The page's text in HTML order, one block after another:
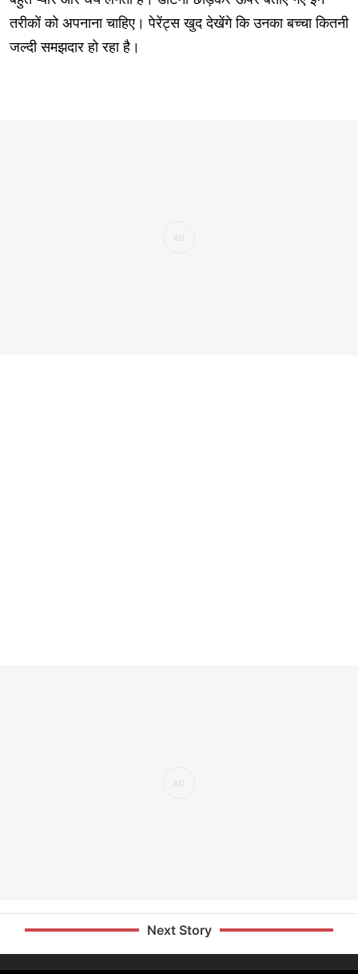
तरीकों को अपनाना चाहिए। पेरेंट्स खुद देखेंगे कि उनका बच्चा कितनी
जल्दी समझदार हो रहा है।
Next Story